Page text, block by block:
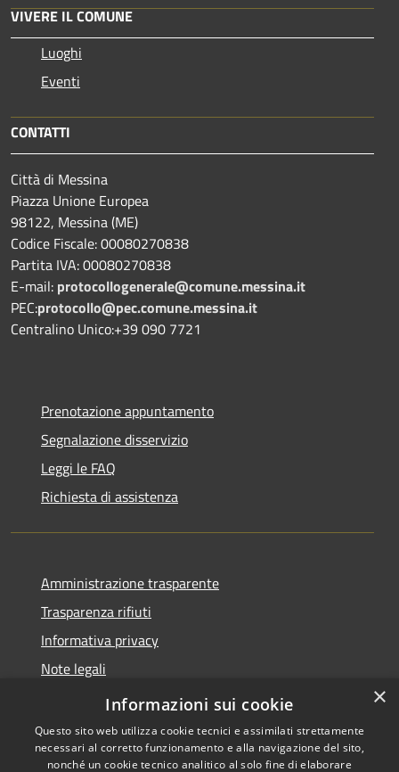
VIVERE IL COMUNE
Luoghi
Eventi
CONTATTI
Città di Messina
Piazza Unione Europea
98122, Messina (ME)
Codice Fiscale: 00080270838
Partita IVA: 00080270838
E-mail: protocollogenerale@comune.messina.it
PEC:protocollo@pec.comune.messina.it
Centralino Unico:+39 090 7721
Prenotazione appuntamento
Segnalazione disservizio
Leggi le FAQ
Richiesta di assistenza
Amministrazione trasparente
Trasparenza rifiuti
Informativa privacy
Note legali
Dichiarazione di accessibilità
×
Informazioni sui cookie
Questo sito web utilizza cookie tecnici e assimilati strettamente
necessari al corretto funzionamento e alla navigazione del sito,
nonché un cookie tecnico analitico al solo fine di elaborare